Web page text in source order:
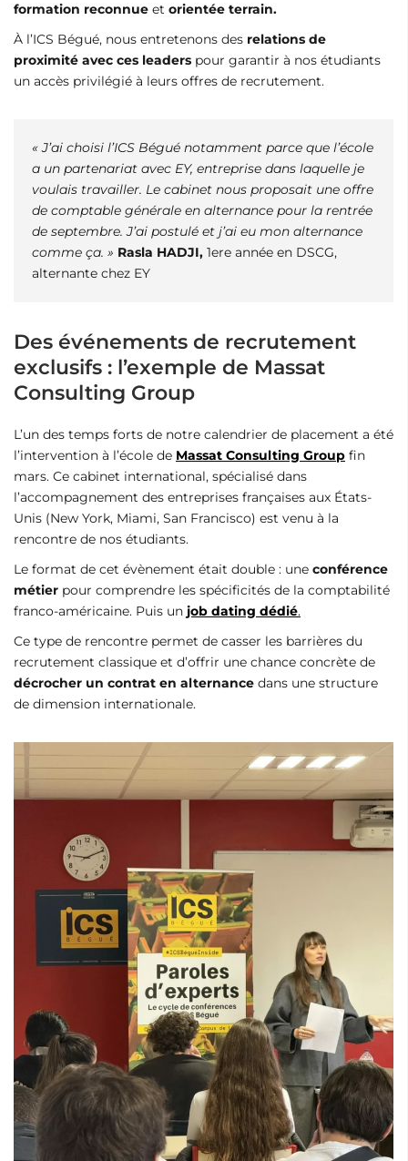
formation reconnue et orientée terrain.
À l’ICS Bégué, nous entretenons des relations de
proximité avec ces leaders pour garantir à nos étudiants
un accès privilégié à leurs offres de recrutement.
« J’ai choisi l’ICS Bégué notamment parce que l’école
a un partenariat avec EY, entreprise dans laquelle je
voulais travailler. Le cabinet nous proposait une offre
de comptable générale en alternance pour la rentrée
de septembre. J’ai postulé et j’ai eu mon alternance
comme ça. » Rasla HADJI, 1ere année en DSCG,
alternante chez EY
Des événements de recrutement
exclusifs : l’exemple de Massat
Consulting Group
L’un des temps forts de notre calendrier de placement a été
l’intervention à l’école de Massat Consulting Group fin
mars. Ce cabinet international, spécialisé dans
l’accompagnement des entreprises françaises aux États-
Unis (New York, Miami, San Francisco) est venu à la
rencontre de nos étudiants.
Le format de cet évènement était double : une conférence
métier pour comprendre les spécificités de la comptabilité
franco-américaine. Puis un job dating dédié.
Ce type de rencontre permet de casser les barrières du
recrutement classique et d’offrir une chance concrète de
décrocher un contrat en alternance dans une structure
de dimension internationale.